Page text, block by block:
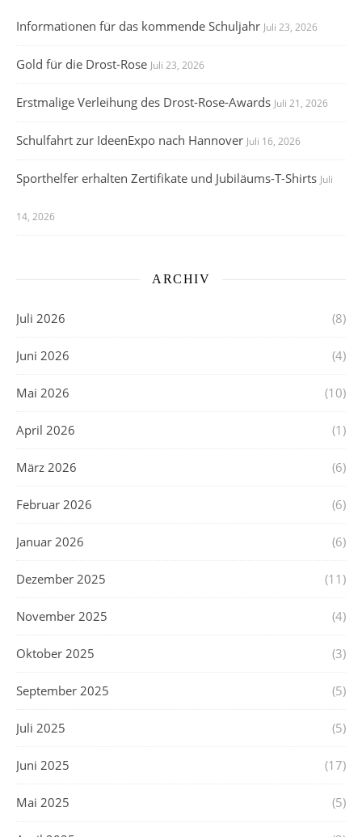
Informationen für das kommende Schuljahr Juli 23, 2026
Gold für die Drost-Rose Juli 23, 2026
Erstmalige Verleihung des Drost-Rose-Awards Juli 21, 2026
Schulfahrt zur IdeenExpo nach Hannover Juli 16, 2026
Sporthelfer erhalten Zertifikate und Jubiläums-T-Shirts Juli
14, 2026
ARCHIV
Juli 2026 (8)
Juni 2026 (4)
Mai 2026 (10)
April 2026 (1)
März 2026 (6)
Februar 2026 (6)
Januar 2026 (6)
Dezember 2025 (11)
November 2025 (4)
Oktober 2025 (3)
September 2025 (5)
Juli 2025 (5)
Juni 2025 (17)
Mai 2025 (5)